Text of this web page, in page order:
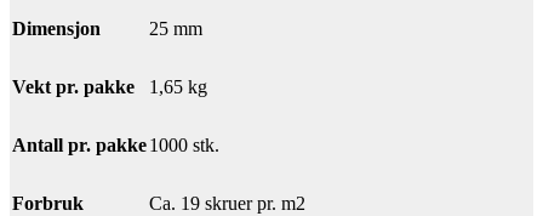
Dimensjon 25 mm
Vekt pr. pakke 1,65 kg
Antall pr. pakke1000 stk.
Forbruk Ca. 19 skruer pr. m2